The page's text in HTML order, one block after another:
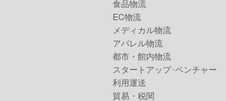
食品物流
EC物流
メディカル物流
アパレル物流
都市・館内物流
スタートアップ･ベンチャー
利用運送
貿易・税関